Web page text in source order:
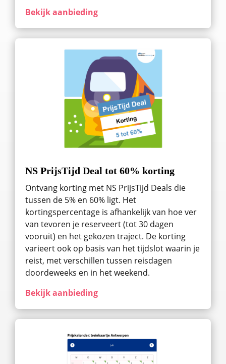
Bekijk aanbieding
NS PrijsTijd Deal tot 60% korting
Ontvang korting met NS PrijsTijd Deals die
tussen de 5% en 60% ligt. Het
kortingspercentage is afhankelijk van hoe ver
van tevoren je reserveert (tot 30 dagen
vooruit) en het gekozen traject. De korting
varieert ook op basis van het tijdslot waarin je
reist, met verschillen tussen reisdagen
doordeweeks en in het weekend.
Bekijk aanbieding